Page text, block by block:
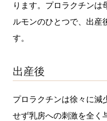
ります。プロラクチンは
ルモンのひとつで、出産
す。
出産後
プロラクチンは徐々に減
せず乳房への刺激を全く